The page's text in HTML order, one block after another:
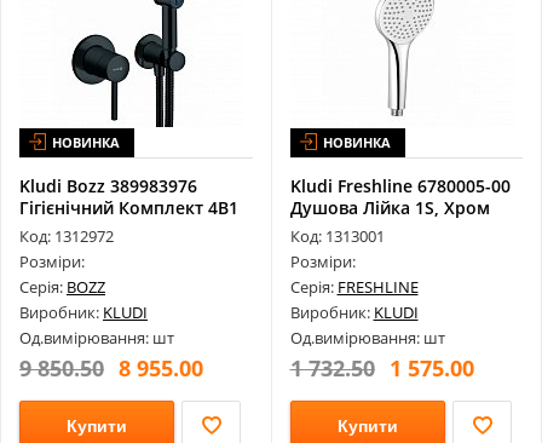
НОВИНКА
Kludi Bozz 389983976
Гігієнічний Комплект 4В1
Код: 1312972
Розміри:
Серія: BOZZ
Виробник: KLUDI
Од.вимірювання: шт
9 850.50 8 955.00
Купити
НОВИНКА
Kludi Freshline 6780005-00
Душова Лійка 1S, Хром
Код: 1313001
Розміри:
Серія: FRESHLINE
Виробник: KLUDI
Од.вимірювання: шт
1 732.50 1 575.00
Купити